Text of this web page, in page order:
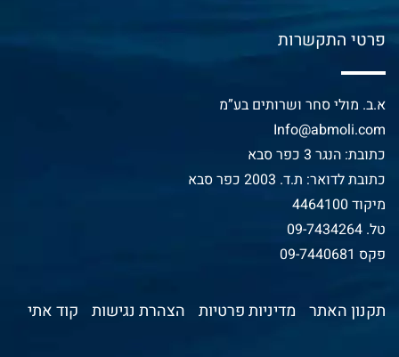
פרטי התקשרות
א.ב. מולי סחר ושרותים בע”מ
Info@abmoli.com
כתובת: הנגר 3 כפר סבא
כתובת לדואר: ת.ד. 2003 כפר סבא
מיקוד 4464100
טל. 09-7434264
פקס 09-7440681
תקנון האתר מדיניות פרטיות הצהרת נגישות קוד אתי